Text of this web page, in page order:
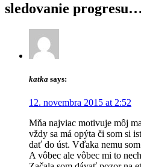
sledovanie
katka says:
12. novembra 2015 at 2:52
Mňa najviac motivuje môj
vždy sa má opýta či som si
dať do úst. Vďaka nemu
A vôbec ale vôbec mi to